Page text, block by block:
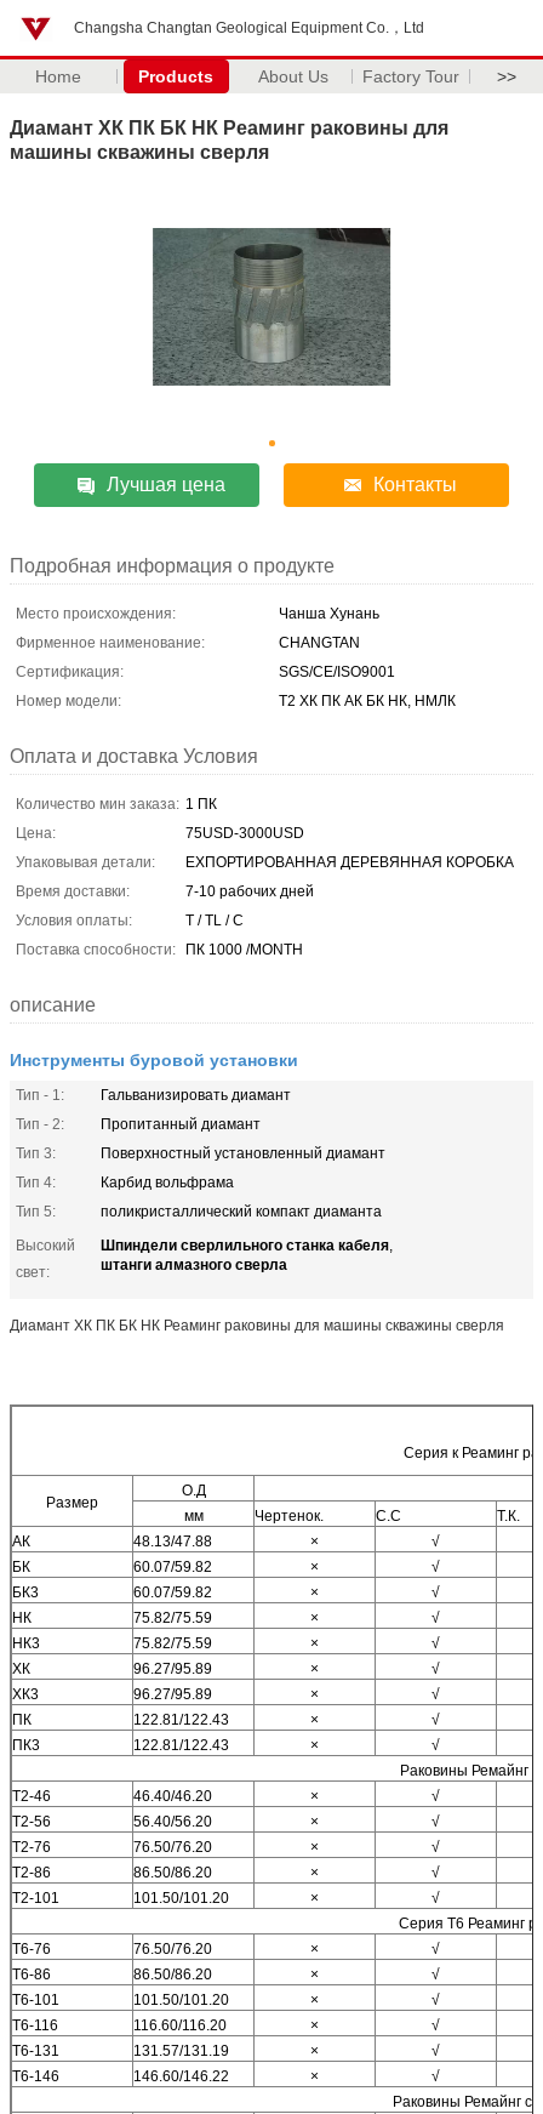
Changsha Changtan Geological Equipment Co.，Ltd
Home Products About Us Factory Tour >>
Диамант ХК ПК БК НК Реаминг раковины для
машины скважины сверля
Лучшая цена Контакты
Подробная информация о продукте
Место происхождения:
Чанша Хунань
Фирменное наименование:
CHANGTAN
Сертификация:
SGS/CE/ISO9001
Номер модели:
Т2 ХК ПК АК БК НК, НМЛК
Оплата и доставка Условия
Количество мин заказа: 1 ПК
Цена:
75USD-3000USD
Упаковывая детали:
ЕХПОРТИРОВАННАЯ ДЕРЕВЯННАЯ КОРОБКА
Время доставки:
7-10 рабочих дней
Условия оплаты:
T / TL / C
Поставка способности:
ПК 1000 /MONTH
описание
Инструменты буровой установки
Тип - 1:
Гальванизировать диамант
Тип - 2:
Пропитанный диамант
Тип 3:
Поверхностный установленный диамант
Тип 4:
Карбид вольфрама
Тип 5:
поликристаллический компакт диаманта
Высокий
свет:
Шпиндели сверлильного станка кабеля,
штанги алмазного сверла
Диамант ХК ПК БК НК Реаминг раковины для машины скважины сверля
Серия к Реаминг
Размер
О.Д
мм
Чертенок. С.С
Т.К.
АК
48.13/47.88 ×
√
БК
60.07/59.82 ×
√
БК3
60.07/59.82 ×
√
НК
75.82/75.59 ×
√
НК3
75.82/75.59 ×
√
ХК
96.27/95.89 ×
√
ХК3
96.27/95.89 ×
√
ПК
122.81/122.43 ×
√
ПК3
122.81/122.43 ×
√
Раковины Ремайнг
Т2-46
46.40/46.20 ×
√
Т2-56
56.40/56.20 ×
√
Т2-76
76.50/76.20 ×
√
Т2-86
86.50/86.20 ×
√
Т2-101
101.50/101.20 ×
√
Серия Т6 Реаминг
Т6-76
76.50/76.20 ×
√
Т6-86
86.50/86.20 ×
√
Т6-101
101.50/101.20 ×
√
Т6-116
116.60/116.20 ×
√
Т6-131
131.57/131.19 ×
√
Т6-146
146.60/146.22 ×
√
Раковины Ремайнг